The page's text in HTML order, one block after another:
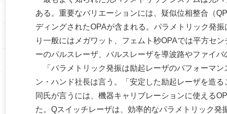
ある。重要なバリエーションには、疑似位相整合（
ディングされたOPAが含まれる。パラメトリック発
り一般にはメガワット、フェムト秒OPAでは平方セ
ーのパルスレーザ、パルスレーザを導波路やファイ
「パラメトリック発振は励起レーザのパフォーマ
ン・ハンド社長は言う。「安定した励起レーザを造
同氏が言うには、機器キャリブレーションに使える
た。Qスイッチレーザは、効率的なパラメトリック